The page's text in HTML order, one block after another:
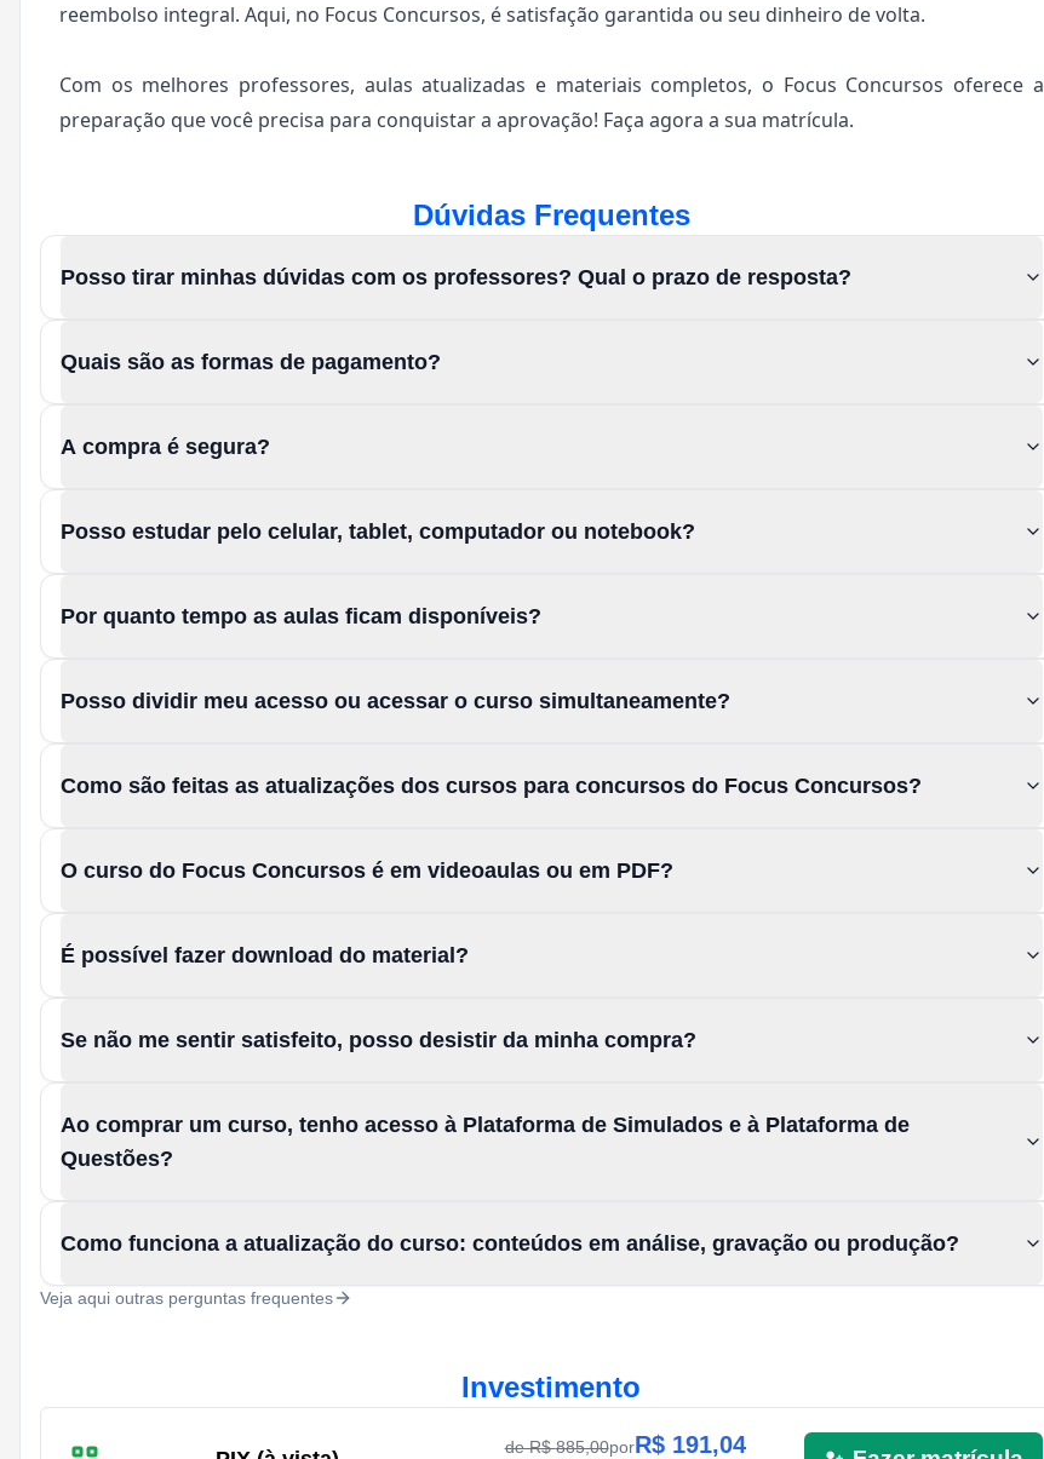
reembolso integral. Aqui, no Focus Concursos, é satisfação garantida ou seu dinheiro de volta.
Com os melhores professores, aulas atualizadas e materiais completos, o Focus Concursos oferece a
preparação que você precisa para conquistar a aprovação! Faça agora a sua matrícula.
Dúvidas Frequentes
Posso tirar minhas dúvidas com os professores? Qual o prazo de resposta?
Quais são as formas de pagamento?
A compra é segura?
Posso estudar pelo celular, tablet, computador ou notebook?
Por quanto tempo as aulas ficam disponíveis?
Posso dividir meu acesso ou acessar o curso simultaneamente?
Como são feitas as atualizações dos cursos para concursos do Focus Concursos?
O curso do Focus Concursos é em videoaulas ou em PDF?
É possível fazer download do material?
Se não me sentir satisfeito, posso desistir da minha compra?
Ao comprar um curso, tenho acesso à Plataforma de Simulados e à Plataforma de
Questões?
Como funciona a atualização do curso: conteúdos em análise, gravação ou produção?
Veja aqui outras perguntas frequentes
Investimento
de R$885,00porR$ 191,04